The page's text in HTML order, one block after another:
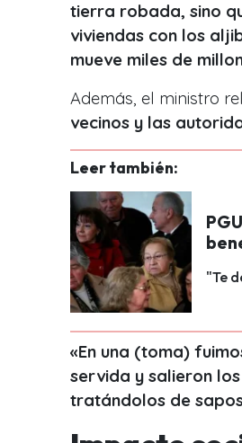
tierra robada, sino
viviendas con los
mueve miles de
Además, el ministro
vecinos y las
Leer también:
"Te
«En una (toma)
servida y salieron
tratándolos de